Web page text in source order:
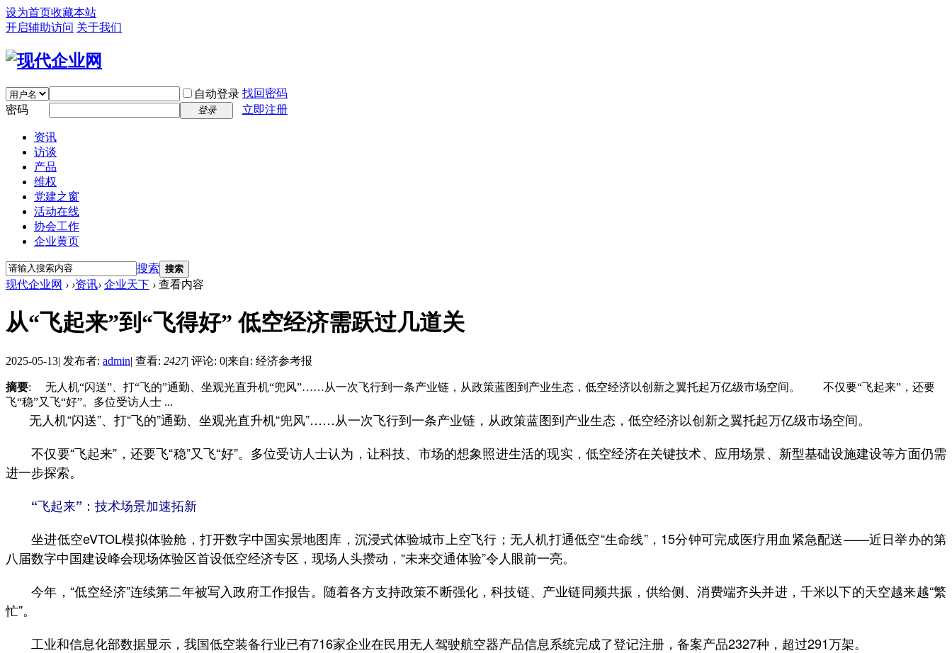
设为首页收藏本站
开启辅助访问 关于我们
自动登录 找回密码
密码
登录 立即注册
资讯
访谈
产品
维权
党建之窗
活动在线
协会工作
企业黄页
搜索 搜索
现代企业网 › ›资讯› 企业天下 › 查看内容
从“飞起来”到“飞得好” 低空经济需跃过几道关
2025-05-13| 发布者: admin| 查看: 2427| 评论: 0|来自: 经济参考报
摘要: 无人机“闪送”、打“飞的”通勤、坐观光直升机“兜风”……从一次飞行到一条产业链，从政策蓝图到产业生态，低空经济以创新之翼托起万亿级市场空间。 不仅要“飞起来”，还要
飞“稳”又飞“好”。多位受访人士 ...
无人机“闪送”、打“飞的”通勤、坐观光直升机“兜风”……从一次飞行到一条产业链，从政策蓝图到产业生态，低空经济以创新之翼托起万亿级市场空间。
不仅要“飞起来”，还要飞“稳”又飞“好”。多位受访人士认为，让科技、市场的想象照进生活的现实，低空经济在关键技术、应用场景、新型基础设施建设等方面仍需
进一步探索。
“飞起来”：技术场景加速拓新
坐进低空eVTOL模拟体验舱，打开数字中国实景地图库，沉浸式体验城市上空飞行；无人机打通低空“生命线”，15分钟可完成医疗用血紧急配送——近日举办的第
八届数字中国建设峰会现场体验区首设低空经济专区，现场人头攒动，“未来交通体验”令人眼前一亮。
今年，“低空经济”连续第二年被写入政府工作报告。随着各方支持政策不断强化，科技链、产业链同频共振，供给侧、消费端齐头并进，千米以下的天空越来越“繁
忙”。
工业和信息化部数据显示，我国低空装备行业已有716家企业在民用无人驾驶航空器产品信息系统完成了登记注册，备案产品2327种，超过291万架。